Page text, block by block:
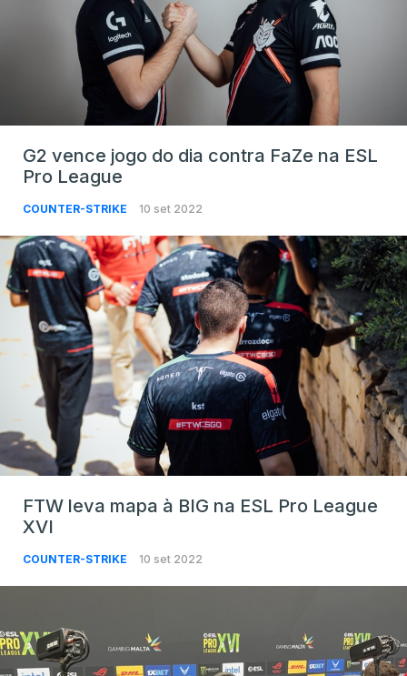
G2 vence jogo do dia contra FaZe na ESL
Pro League
COUNTER-STRIKE 10 set 2022
FTW leva mapa à BIG na ESL Pro League
XVI
COUNTER-STRIKE 10 set 2022